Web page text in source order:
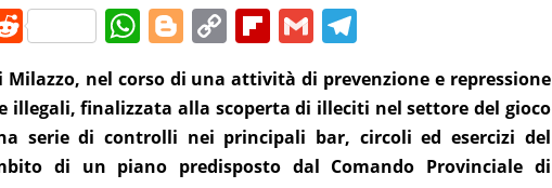
R
e
d
di
t
W
at
s
A
Bl
o
g
g
er
C
p
y
Li
Fl
ip
b
o
ar
G
m
ai
l
T
e
gr
a
nel corso di una attività di prevenzione e repressione
illegali, finalizzata alla scoperta di illeciti nel settore del gioco
serie di controlli nei principali bar, circoli ed esercizi del
di un piano predisposto dal Comando Provinciale di